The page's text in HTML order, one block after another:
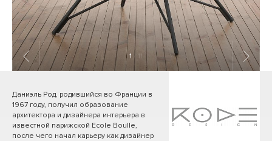
1 / 11
Даниэль Род, родившийся во Франции в
1967 году, получил образование
архитектора и дизайнера интерьера в
известной парижской Ecole Boulle,
после чего начал карьеру как дизайнер